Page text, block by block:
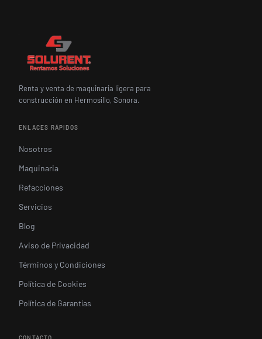
Renta y venta de maquinaria ligera para
construcción en Hermosillo, Sonora.
ENLACES RÁPIDOS
Nosotros
Maquinaria
Refacciones
Servicios
Blog
Aviso de Privacidad
Términos y Condiciones
Política de Cookies
Política de Garantías